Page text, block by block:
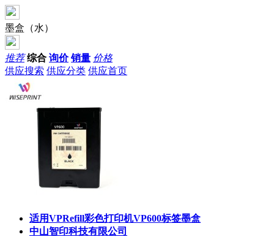
墨盒（水）
推荐 综合 询价 销量 价格
供应搜索 供应分类 供应首页
适用VPRefill彩色打印机VP600标签墨盒
中山智印科技有限公司